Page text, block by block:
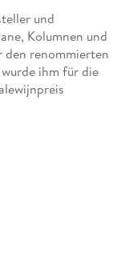
und
Kolumnen und
den renommierten
ihm für die